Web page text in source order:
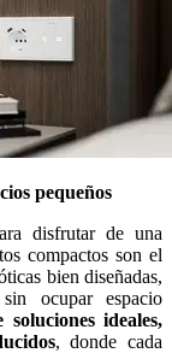
pequeños
disfrutar de una
compactos son el
bien diseñadas,
ocupar espacio
soluciones ideales,
, donde cada